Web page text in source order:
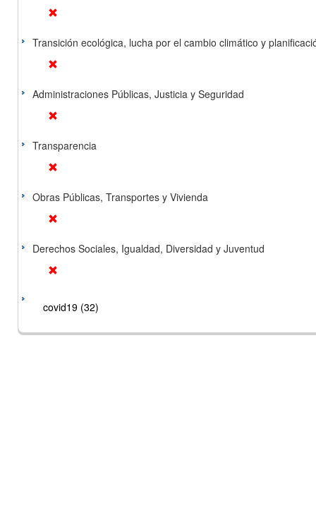
Transición ecológica, lucha por el cambio climático y
Administraciones Públicas, Justicia y Seguridad
Transparencia
Obras Públicas, Transportes y Vivienda
Derechos Sociales, Igualdad, Diversidad y Juventud
covid19 (32)